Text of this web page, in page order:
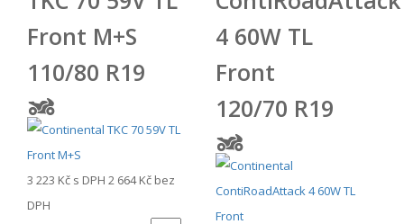
Front M+S
110/80 R19
3 223 Kč s DPH 2 664 Kč bez
DPH
4 60W TL
Front
120/70 R19